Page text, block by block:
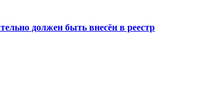
должен быть внесён в реестр